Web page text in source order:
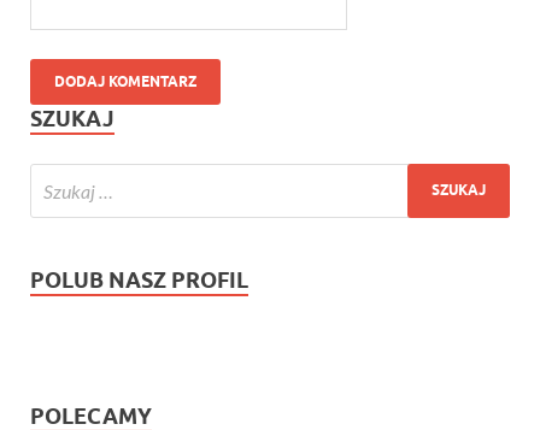
SZUKAJ
POLUB NASZ PROFIL
POLECAMY